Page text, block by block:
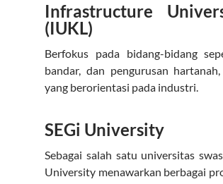
Infrastructure
(IUKL)
Berfokus pada bidang-bidang
bandar, dan pengurusan
yang berorientasi pada industri.
SEGi University
Sebagai salah satu universitas
University menawarkan berbagai